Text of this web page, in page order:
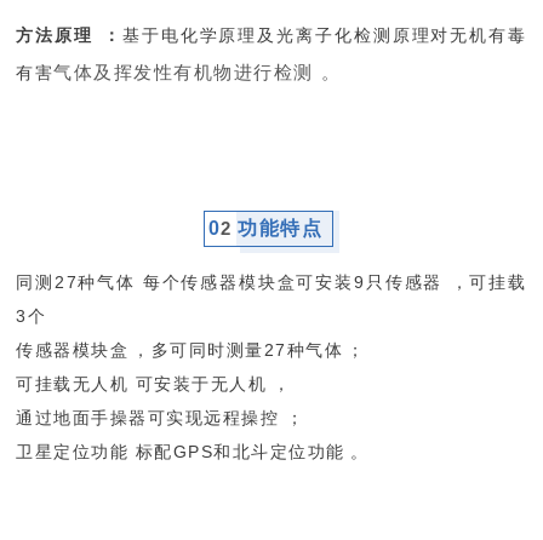
方法原理： 基于电化学原理及光离子化检测原理对无机有毒
有害气体及挥发性有机物进行检测。
02 功能特点
同测27种气体 每个传感器模块盒可安装9只传感器，可挂载
3个
传感器模块盒，多可同时测量27种气体；
可挂载无人机 可安装于无人机，
通过地面手操器可实现远程操控；
卫星定位功能 标配GPS和北斗定位功能。